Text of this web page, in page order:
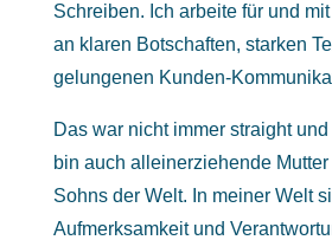
Schreiben. Ich arbeite für und
an klaren Botschaften, starken
gelungenen Kunden-
Das war nicht immer straight
bin auch alleinerziehende
Sohns der Welt. In meiner Welt
Aufmerksamkeit und